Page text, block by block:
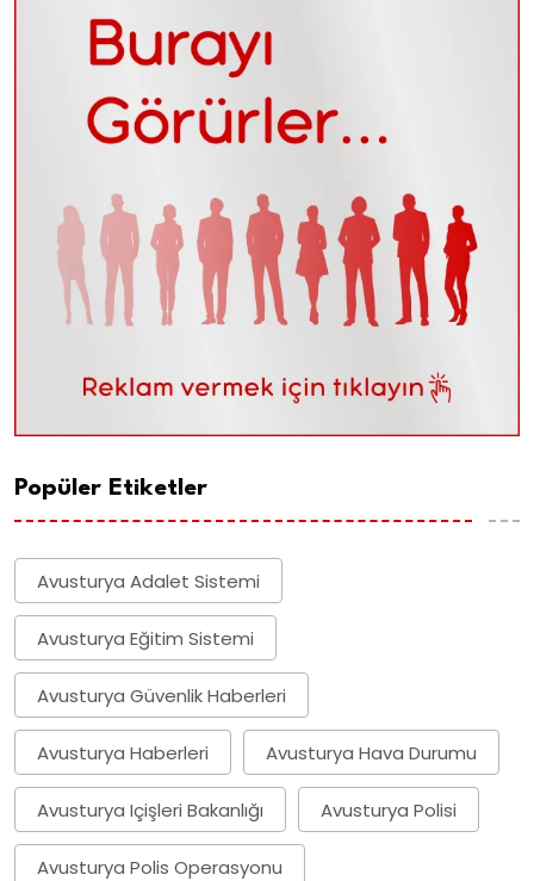
Popüler Etiketler
Avusturya Adalet Sistemi
Avusturya Eğitim Sistemi
Avusturya Güvenlik Haberleri
Avusturya Haberleri Avusturya Hava Durumu
Avusturya Içişleri Bakanlığı Avusturya Polisi
Avusturya Polis Operasyonu